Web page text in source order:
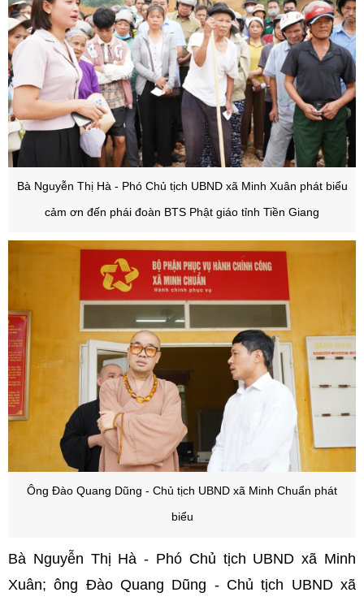
Bà Nguyễn Thị Hà - Phó Chủ tịch UBND xã Minh Xuân phát biểu
cảm ơn đến phái đoàn BTS Phật giáo tỉnh Tiền Giang
Ông Đào Quang Dũng - Chủ tịch UBND xã Minh Chuẩn phát
biểu
Bà Nguyễn Thị Hà - Phó Chủ tịch UBND xã Minh
Xuân; ông Đào Quang Dũng - Chủ tịch UBND xã